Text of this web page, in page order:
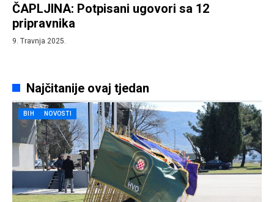
ČAPLJINA: Potpisani ugovori sa 12
pripravnika
9. Travnja 2025.
Najčitanije ovaj tjedan
BIH NOVOSTI